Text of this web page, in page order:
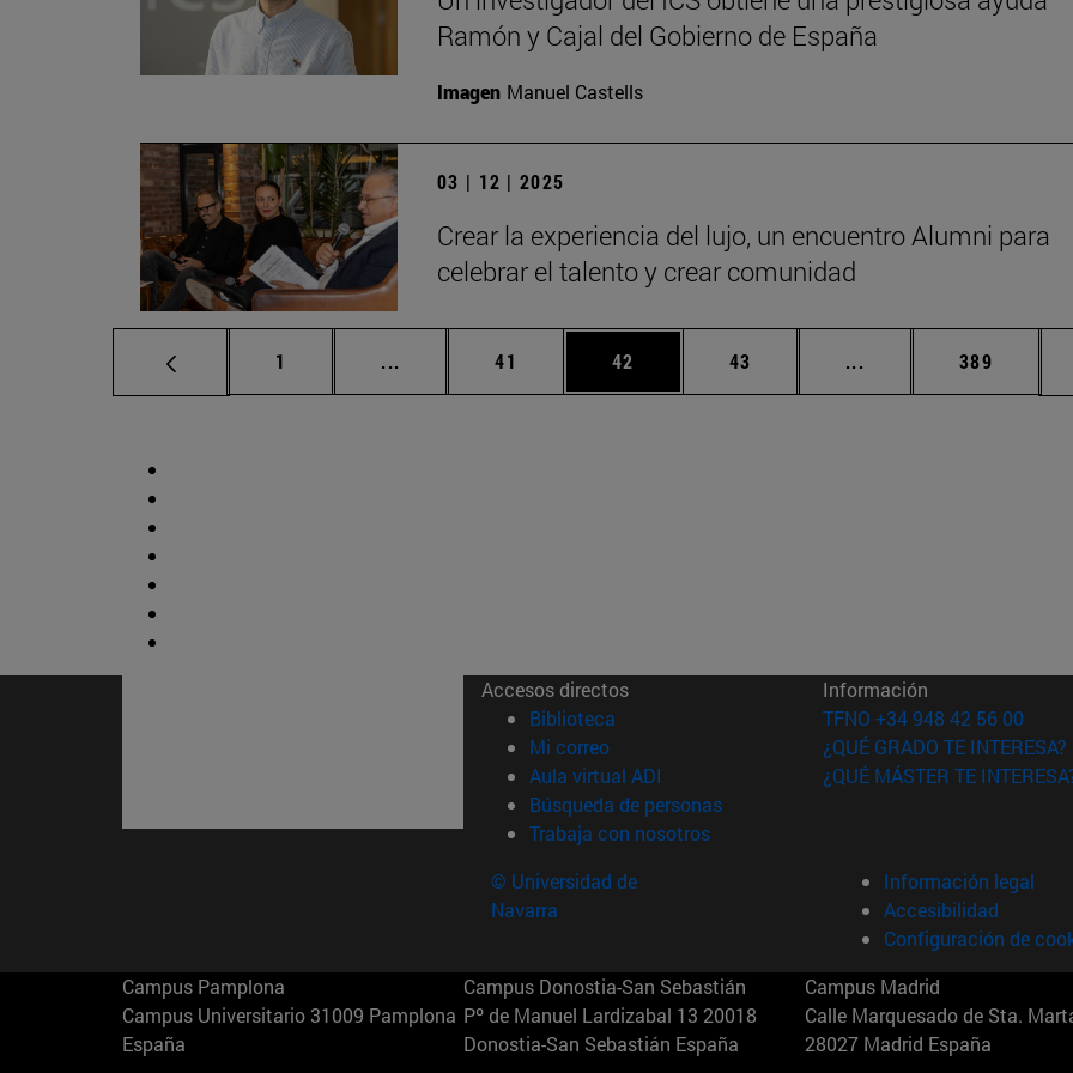
Ramón y Cajal del Gobierno de España
Imagen Manuel Castells
03 | 12 | 2025
Crear la experiencia del lujo, un encuentro Alumni para
celebrar el talento y crear comunidad
Página
1 ... Páginas intermedias Use TAB para desplazarse.
Página
41 Página
42 Página
43 ... Páginas intermedias
Página
389
Accesos directos
Biblioteca (abre en nueva ventana)
Mi correo(abre en nueva ventana)
Aula virtual ADI (abre en nueva ventana)
Búsqueda de personas(abre en nueva ventana)
Trabaja con nosotros(abre en nueva ventana)
Información
TFNO +34 948 42 56 00
¿QUÉ GRADO TE INTERESA?
¿QUÉ MÁSTER TE
© Universidad de
Navarra
Información legal
Accesibilidad
Configuración de
Campus Pamplona
Campus Universitario 31009 Pamplona
España
Campus Donostia-San Sebastián
Pº de Manuel Lardizabal 13 20018
Donostia-San Sebastián España
Campus Madrid
Calle Marquesado de Sta.
28027 Madrid España